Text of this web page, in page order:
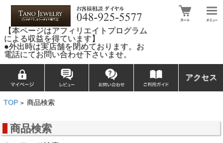
【本ページはアフィリエイトプログラム
による収益を得ています】
●外出時は実店舗を閉めております。お
電話にてお問い合わせ下さいませ。
アクセス
TOP > 商品検索
商品検索